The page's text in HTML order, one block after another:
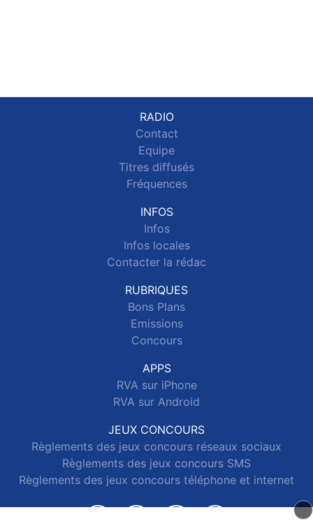
RADIO
Contact
Equipe
Titres diffusés
Fréquences
INFOS
Infos
Infos locales
Contacter la rédac
RUBRIQUES
Bons Plans
Emissions
Concours
APPS
RVA sur iPhone
RVA sur Android
JEUX CONCOURS
Règlements des jeux concours réseaux sociaux
Règlements des jeux concours SMS
Règlements des jeux concours téléphone et internet